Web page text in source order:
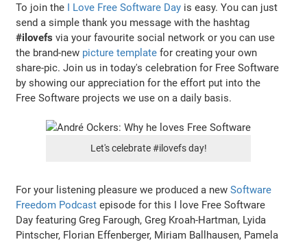
To join the I Love Free Software Day is easy. You can just
send a simple thank you message with the hashtag
#ilovefs via your favourite social network or you can use
the brand-new picture template for creating your own
share-pic. Join us in today's celebration for Free Software
by showing our appreciation for the effort put into the
Free Software projects we use on a daily basis.
Let's celebrate #ilovefs day!
For your listening pleasure we produced a newSoftware
Freedom Podcast episode for this I love Free Software
Day featuring Greg Farough, Greg Kroah-Hartman, Lyida
Pintscher, Florian Effenberger, Miriam Ballhausen, Pamela